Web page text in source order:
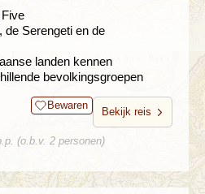
de Serengeti en de
landen kennen
bevolkingsgroepen
Bewaren
Bekijk reis
(o.b.v. 2 personen)